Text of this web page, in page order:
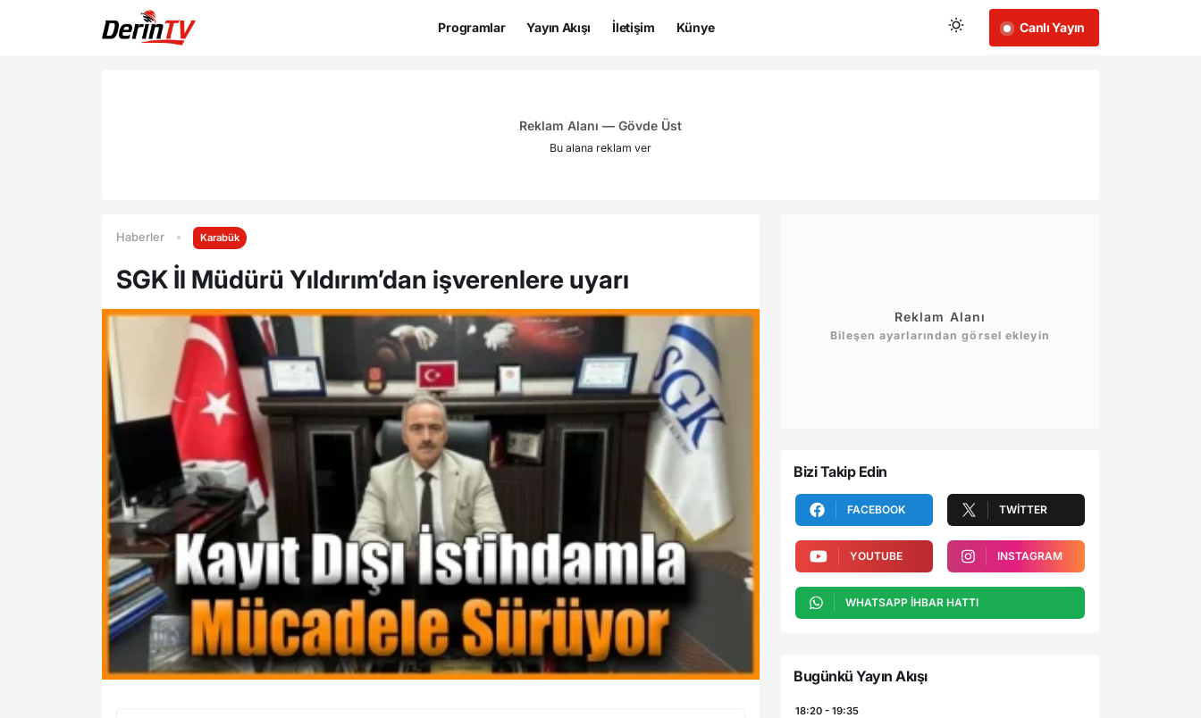
Programlar Yayın Akışı İletişim Künye Canlı Yayın
Reklam Alanı — Gövde Üst
Bu alana reklam ver
Haberler Karabük
SGK İl Müdürü Yıldırım’dan işverenlere uyarı
Reklam Alanı
Bileşen ayarlarından görsel ekleyin
Bizi Takip Edin
FACEBOOK TWITTER
YOUTUBE INSTAGRAM
WHATSAPP İHBAR HATTI
Bugünkü Yayın Akışı
18:20 - 19:35